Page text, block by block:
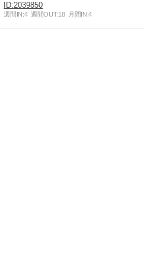
2039850
週間IN:4 週間OUT:18 月間IN:4